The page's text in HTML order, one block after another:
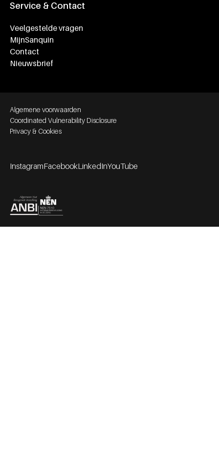
Service & Contact
Veelgestelde vragen
MijnSanquin
Contact
Nieuwsbrief
Footer bottom navigation
Algemene voorwaarden
Coordinated Vulnerability Disclosure
Privacy & Cookies
InstagramFacebookLinkedInYouTube
Partners